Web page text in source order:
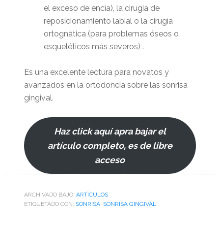
el exceso de encía), la cirugía de
reposicionamiento labial o la cirugía
ortognática (para problemas óseos o
esqueléticos más severos) .
Es una excelente lectura para novatos y
avanzados en la ortodoncia sobre las sonrisa
gingival.
Haz click aquí apra bajar el
artículo completo, es de libre
acceso
ARCHIVADO BAJO: ARTÌCULOS
ETIQUETADO CON: SONRISA, SONRISA GINGIVAL